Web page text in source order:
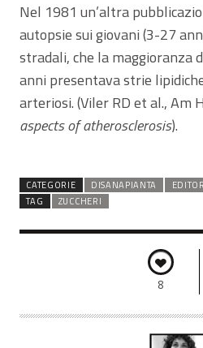
Nel 1981 un’altra
autopsie sui giovani (3-27
stradali, che la maggioranza
anni presentava strie
arteriosi. (Viler RD et al., Am
aspects of atherosclerosis).
CATEGORIE DISANAPIANTA
TAG
ZUCCHERI
8